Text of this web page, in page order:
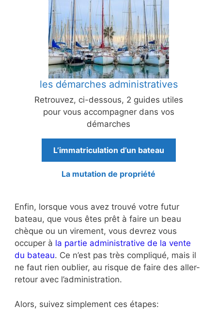
les démarches administratives
Retrouvez, ci-dessous, 2 guides utiles
pour vous accompagner dans vos
démarches
L’immatriculation d’un bateau
La mutation de propriété
Enfin, lorsque vous avez trouvé votre futur
bateau, que vous êtes prêt à faire un beau
chèque ou un virement, vous devrez vous
occuper à la partie administrative de la vente
du bateau. Ce n’est pas très compliqué, mais il
ne faut rien oublier, au risque de faire des aller-
retour avec l’administration.
Alors, suivez simplement ces étapes: